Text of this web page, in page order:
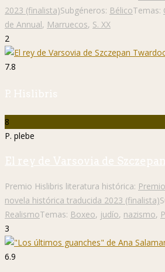
2023 (finalista)Subgéneros: BélicoTemas:
de Annual, Marruecos, S. XX
2
7.8
P. Hislibris
8
P. plebe
El rey de Varsovia de
Premio Hislibris literatura histórica:
novela histórica traducida 2023 (finalista)
RealismoTemas: Boxeo, judío, nazismo,
3
6.9